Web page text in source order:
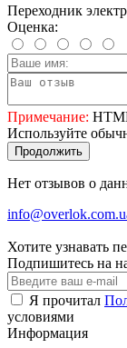
Переходник
Оценка:
Примечание:
Используйте
Продолжить
Нет отзывов о
Хотите узнавать
Подпишитесь на
Я прочитал
условиями
Информация